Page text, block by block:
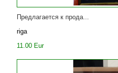
Предлагается к прода...
riga
11.00 Eur